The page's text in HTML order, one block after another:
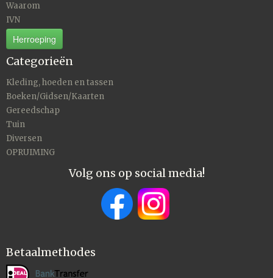
Waarom
IVN
Herroeping
Categorieën
Kleding, hoeden en tassen
Boeken/Gidsen/Kaarten
Gereedschap
Tuin
Diversen
OPRUIMING
Volg ons op social media!
Betaalmethodes